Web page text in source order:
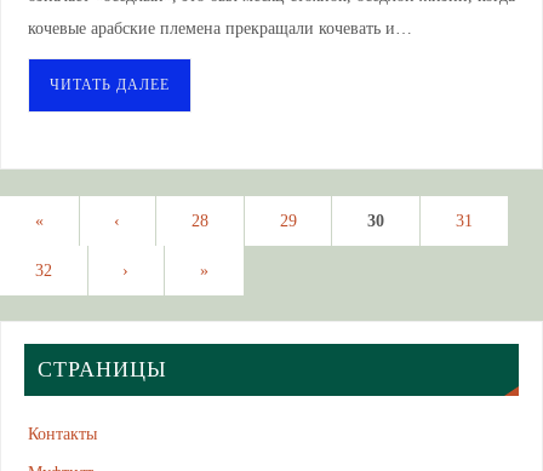
кочевые арабские племена прекращали кочевать и…
ЧИТАТЬ ДАЛЕЕ
« ‹ 28 29 30 31
32 › »
СТРАНИЦЫ
Контакты